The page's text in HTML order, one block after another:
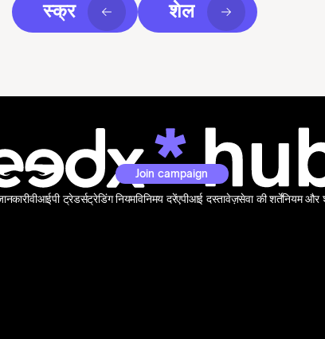
स्क्र शेल
Join campaign
वीआईपी ट्रेडर्सट्रेडिंग नियमविनिमय दरेंएपीआई दस्तावेज़सेवा की शर्तेंनियम और